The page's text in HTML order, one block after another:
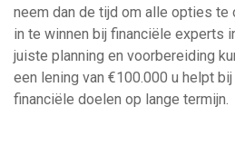
neem dan de tijd om alle opties te
in te winnen bij financiële experts
juiste planning en voorbereiding
een lening van €100.000 u helpt
financiële doelen op lange termijn.